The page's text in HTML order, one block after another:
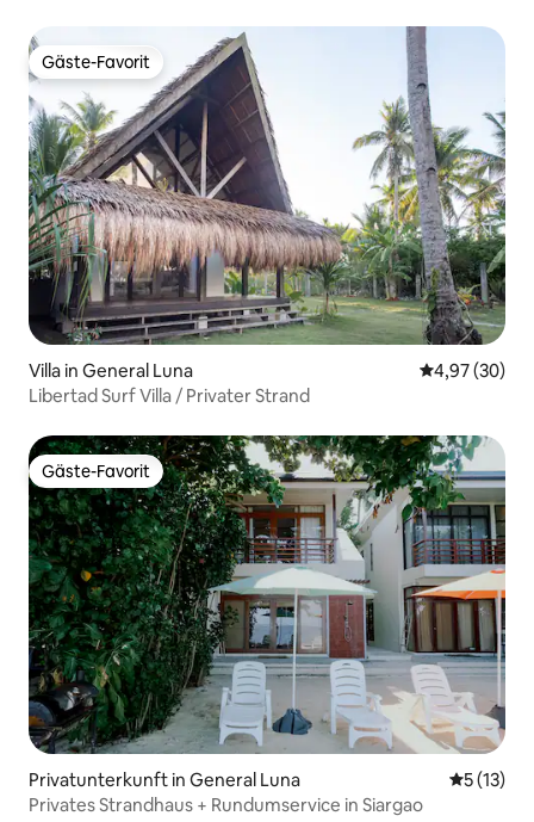
Gäste-Favorit
Gäste-Favorit
Villa in General Luna
4,97 (30)
Libertad Surf Villa / Privater Strand
Gäste-Favorit
Gäste-Favorit
Privatunterkunft in General Luna
5 (13)
Privates Strandhaus + Rundumservice in Siargao